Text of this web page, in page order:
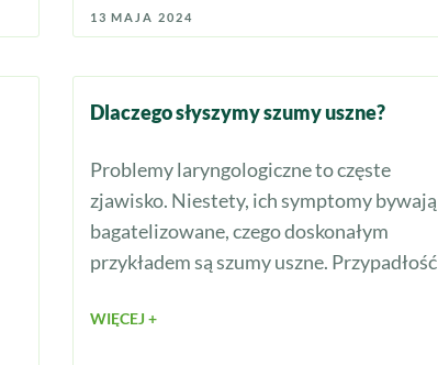
13 MAJA 2024
Dlaczego słyszymy szumy uszne?
Problemy laryngologiczne to częste
zjawisko. Niestety, ich symptomy bywają
bagatelizowane, czego doskonałym
przykładem są szumy uszne. Przypadłość
WIĘCEJ +